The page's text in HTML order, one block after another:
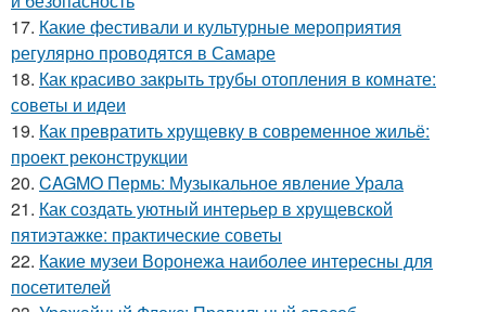
17. Какие фестивали и культурные мероприятия
регулярно проводятся в Самаре
18. Как красиво закрыть трубы отопления в комнате:
советы и идеи
19. Как превратить хрущевку в современное жильё:
проект реконструкции
20. CAGMO Пермь: Музыкальное явление Урала
21. Как создать уютный интерьер в хрущевской
пятиэтажке: практические советы
22. Какие музеи Воронежа наиболее интересны для
посетителей